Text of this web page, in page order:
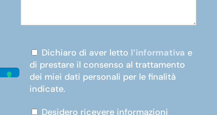
Dichiaro di aver letto l’informativa e
di prestare il consenso al trattamento
dei miei dati personali per le finalità
indicate.
Desidero ricevere informazioni